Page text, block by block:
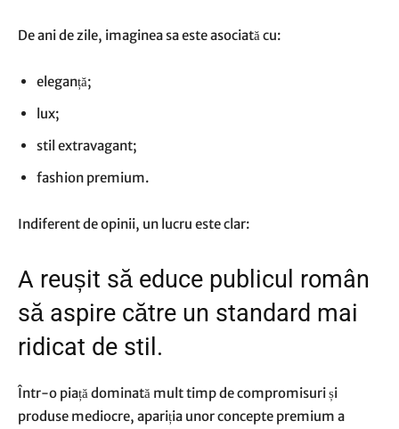
De ani de zile, imaginea sa este asociată cu:
eleganță;
lux;
stil extravagant;
fashion premium.
Indiferent de opinii, un lucru este clar:
A reușit să educe publicul român
să aspire către un standard mai
ridicat de stil.
Într-o piață dominată mult timp de compromisuri și
produse mediocre, apariția unor concepte premium a